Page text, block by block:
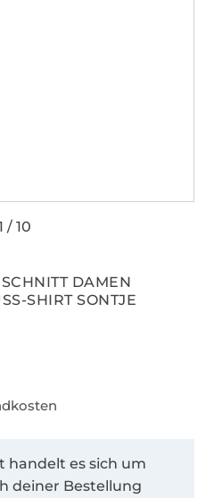
DAMEN
SHIRT SONTJE
handelt es sich um
deiner Bestellung